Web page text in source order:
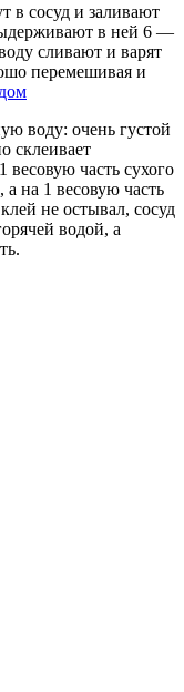
в сосуд и заливают
в ней 6 —
сливают и варят
перемешивая и
воду: очень густой
склеивает
весовую часть сухого
на 1 весовую часть
не остывал, сосуд
водой, а